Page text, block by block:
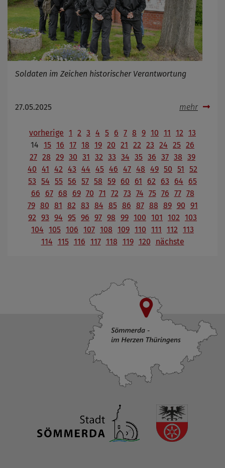
Soldaten im Zeichen historischer Verantwortung
27.05.2025 mehr
vorherige 1 2 3 4 5 6 7 8 9 10 11 12 13
14 15 16 17 18 19 20 21 22 23 24 25 26
27 28 29 30 31 32 33 34 35 36 37 38 39
40 41 42 43 44 45 46 47 48 49 50 51
52
53 54 55 56 57 58 59 60 61 62 63 64
65
66
67 68 69 70 71 72 73 74 75 76 77 78
79 80 81 82 83 84 85 86 87 88 89 90 91
92 93 94 95 96 97 98 99 100 101 102 103
104 105 106 107 108 109 110 111 112 113
114 115 116 117 118 119 120 nächste